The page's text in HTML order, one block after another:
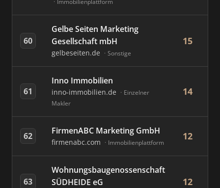
Immobilienplattform
60
Gelbe Seiten Marketing
Gesellschaft mbH
gelbeseiten.de Sonstige
15
61
Inno Immobilien
inno-immobilien.de
Einzelner
Makler
14
62 FirmenABC Marketing GmbH
firmenabc.com Immobilienplattform
12
63
Wohnungsbaugenossenschaft
SÜDHEIDE eG
12